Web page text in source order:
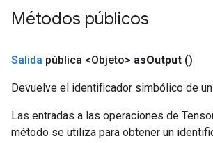
Métodos públicos
Salida pública <Objeto> asOutput ()
Devuelve el identificador simbólico de
Las entradas a las operaciones de
método se utiliza para obtener un